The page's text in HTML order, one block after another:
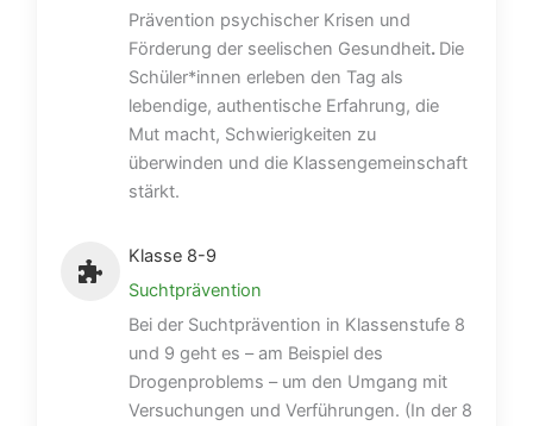
Prävention psychischer Krisen und
Förderung der seelischen Gesundheit. Die
Schüler*innen erleben den Tag als
lebendige, authentische Erfahrung, die
Mut macht, Schwierigkeiten zu
überwinden und die Klassengemeinschaft
stärkt.
Klasse 8-9
Suchtprävention
Bei der Suchtprävention in Klassenstufe 8
und 9 geht es – am Beispiel des
Drogenproblems – um den Umgang mit
Versuchungen und Verführungen. (In der 8